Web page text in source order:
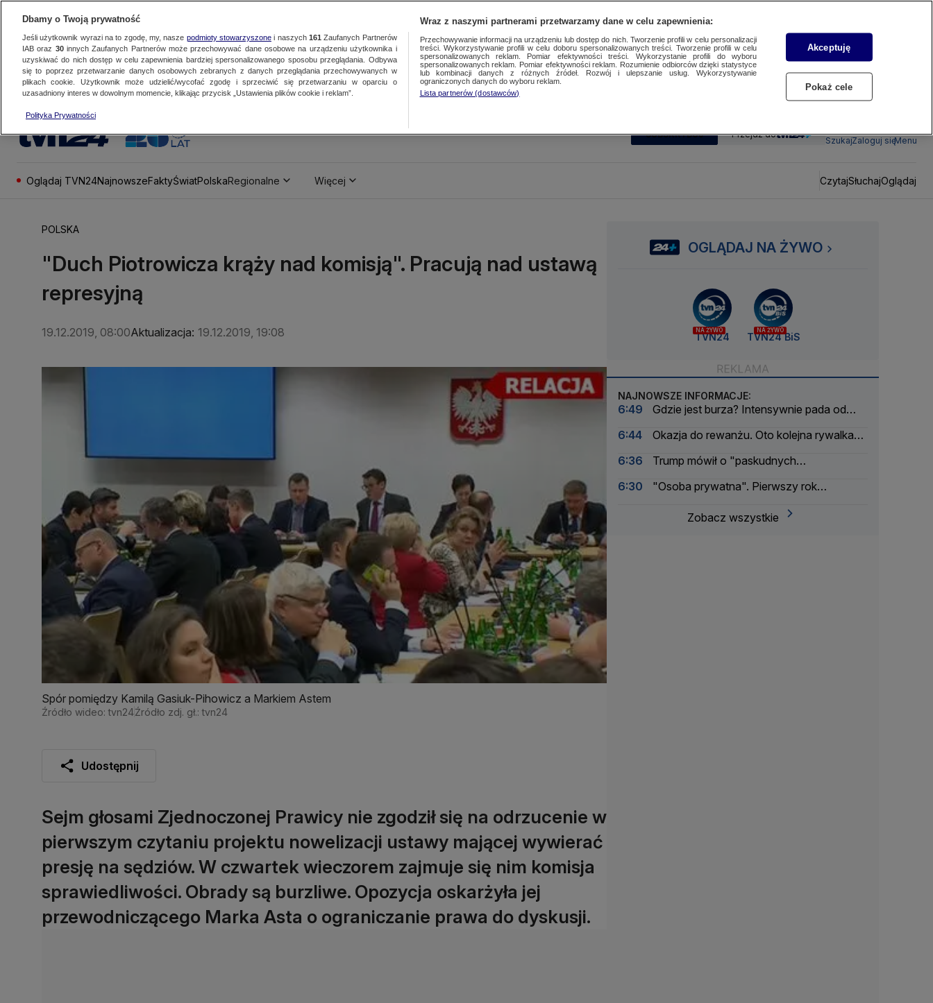
SUBSKRYBUJ Przejdź do
SzukajZaloguj sięMenu
Oglądaj TVN24NajnowszeFaktyŚwiatPolskaRegionalne Więcej CzytajSłuchajOglądaj
POLSKA
"Duch Piotrowicza krąży nad komisją". Pracują nad ustawą
represyjną
19.12.2019, 08:00Aktualizacja: 19.12.2019, 19:08
Spór pomiędzy Kamilą Gasiuk-Pihowicz a Markiem Astem
Źródło wideo: tvn24Źródło zdj. gł.: tvn24
Udostępnij
Sejm głosami Zjednoczonej Prawicy nie zgodził się na odrzucenie w
pierwszym czytaniu projektu nowelizacji ustawy mającej wywierać
presję na sędziów. W czwartek wieczorem zajmuje się nim komisja
sprawiedliwości. Obrady są burzliwe. Opozycja oskarżyła jej
przewodniczącego Marka Asta o ograniczanie prawa do dyskusji.
OGLĄDAJ NA ŻYWO
NA ŻYWO
TVN24
NA ŻYWO
TVN24 BiS
NAJNOWSZE INFORMACJE:
6:49
Gdzie jest burza? Intensywnie pada od
6:44
Okazja do rewanżu. Oto kolejna rywalka
6:36
Trump mówił o "paskudnych
6:30
"Osoba prywatna". Pierwszy rok
Zobacz wszystkie
Dbamy o Twoją prywatność
Jeśli użytkownik wyrazi na to zgodę, my, nasze podmioty stowarzyszonei naszych 161 Zaufanych Partnerów
IAB oraz 30innych Zaufanych Partnerów może przechowywać dane osobowe na urządzeniu użytkownika i
uzyskiwać do nich dostęp w celu zapewnienia bardziej spersonalizowanego sposobu przeglądania. Odbywa
się to poprzez przetwarzanie danych osobowych zebranych z danych przeglądania przechowywanych w
plikach cookie. Użytkownik może udzielić/wycofać zgodę i sprzeciwić się przetwarzaniu w oparciu o
uzasadniony interes w dowolnym momencie, klikając przycisk „Ustawienia plików cookie i reklam”.
Polityka Prywatności
Wraz z naszymi partnerami przetwarzamy dane w celu zapewnienia:
Przechowywanie informacji na urządzeniu lub dostęp do nich. Tworzenie profili w celu personalizacji
treści. Wykorzystywanie profili w celu doboru spersonalizowanych treści. Tworzenie profili w celu
spersonalizowanych reklam. Pomiar efektywności treści. Wykorzystanie profili do wyboru
spersonalizowanych reklam. Pomiar efektywności reklam. Rozumienie odbiorców dzięki statystyce
lub kombinacji danych z różnych źródeł. Rozwój i ulepszanie usług. Wykorzystywanie
ograniczonych danych do wyboru reklam.
Lista partnerów (dostawców)
Akceptuję
Pokaż cele